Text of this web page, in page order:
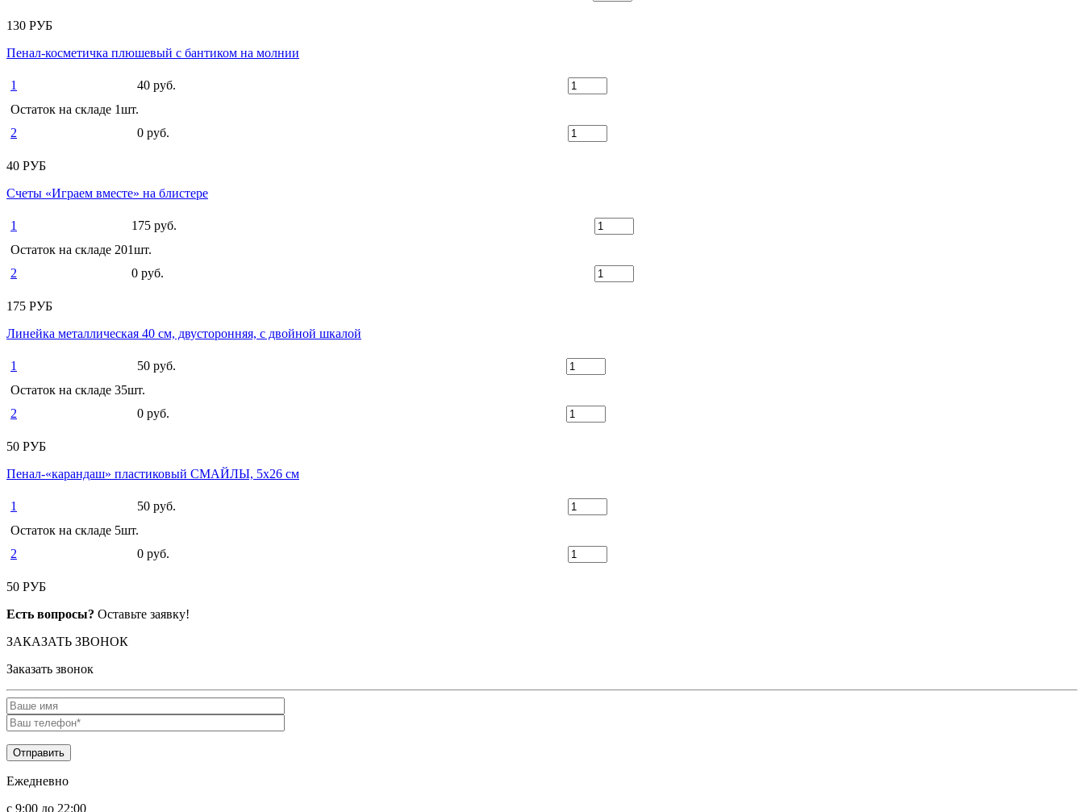
130 РУБ
Пенал-косметичка плюшевый с бантиком на молнии
1
40 руб.
Остаток на складе 1шт.
2
0 руб.
40 РУБ
Счеты «Играем вместе» на блистере
1
175 руб.
Остаток на складе 201шт.
2
0 руб.
175 РУБ
Линейка металлическая 40 см, двусторонняя, с двойной шкалой
1
50 руб.
Остаток на складе 35шт.
2
0 руб.
50 РУБ
Пенал-«карандаш» пластиковый СМАЙЛЫ, 5х26 см
1
50 руб.
Остаток на складе 5шт.
2
0 руб.
50 РУБ
Есть вопросы? Оставьте заявку!
ЗАКАЗАТЬ ЗВОНОК
Заказать звонок
Ежедневно
c 9:00 до 22:00